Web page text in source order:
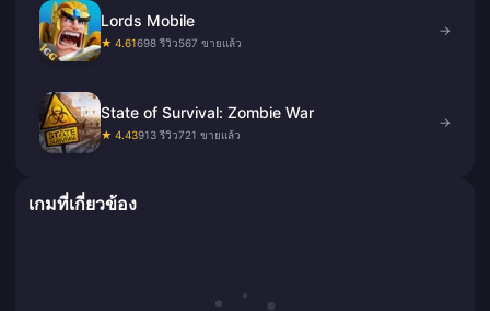
Lords Mobile
★ 4.61698 รีวิว567 ขายแล้ว
→
State of Survival: Zombie War
★ 4.43913 รีวิว721 ขายแล้ว
→
เกมที่เกี่ยวข้อง